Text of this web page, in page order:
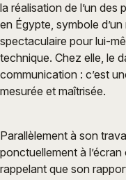
la réalisation de l’un
en Égypte, symbole
spectaculaire pour lui-
technique. Chez elle, le
communication : c’est
mesurée et maîtrisée.
Parallèlement à son
ponctuellement à
rappelant que son